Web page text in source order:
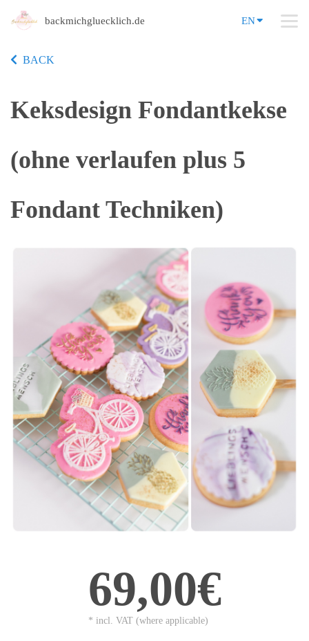
backmichgluecklich.de EN
BACK
Keksdesign Fondantkekse
(ohne verlaufen plus 5
Fondant Techniken)
69,00€
* incl. VAT (where applicable)